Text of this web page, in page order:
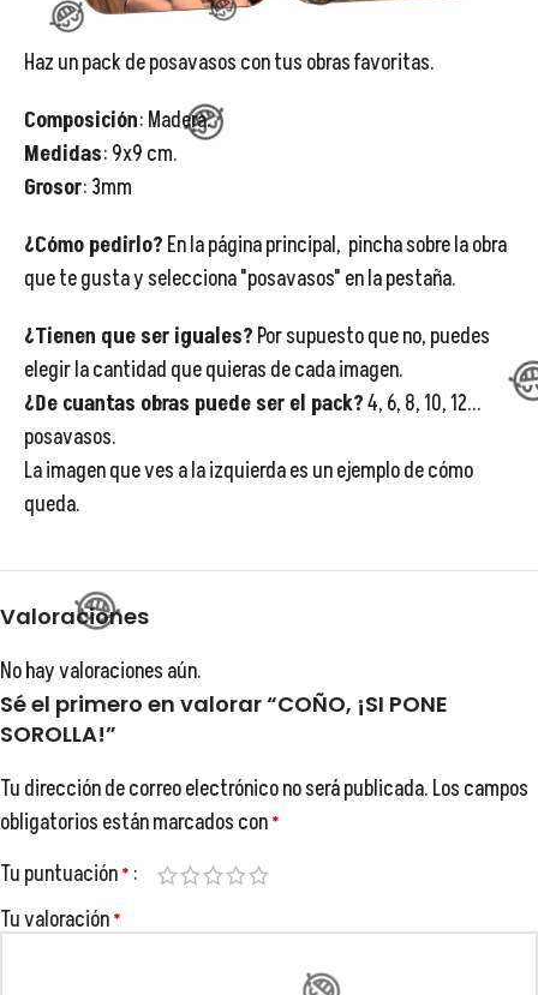
Haz un pack de posavasos con tus obras favoritas.
Composición: Madera.
Medidas: 9x9 cm.
Grosor: 3mm
¿Cómo pedirlo? En la página principal, pincha sobre la obra
que te gusta y selecciona "posavasos" en la pestaña.
¿Tienen que ser iguales? Por supuesto que no, puedes
elegir la cantidad que quieras de cada imagen.
¿De cuantas obras puede ser el pack?4, 6, 8, 10, 12...
posavasos.
La imagen que ves a la izquierda es un ejemplo de cómo
queda.
Valoraciones
No hay valoraciones aún.
Sé el primero en valorar “COÑO, ¡SI PONE
SOROLLA!”
Tu dirección de correo electrónico no será publicada. Los campos
obligatorios están marcados con*
Tu puntuación*
Tu valoración*
😂😂
😂
😂
😂
😂
😂
😂
😂
😂